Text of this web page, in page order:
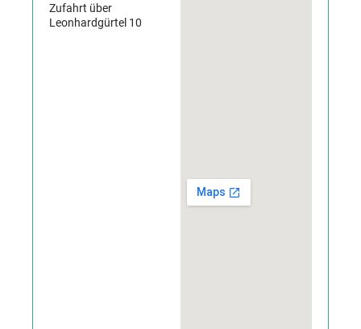
Zufahrt über
Leonhardgürtel 10